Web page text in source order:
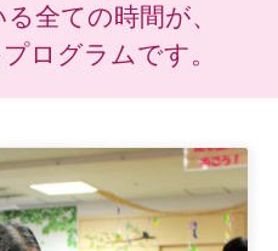
全ての時間が、
ログラムです。